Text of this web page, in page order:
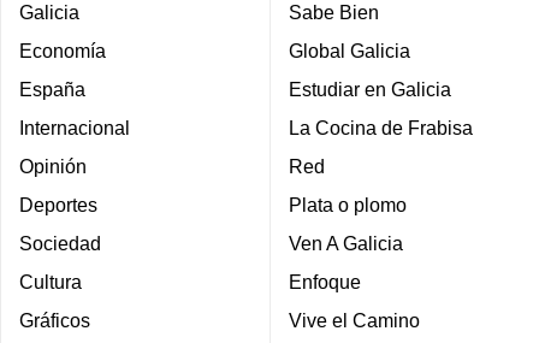
Galicia
Economía
España
Internacional
Opinión
Deportes
Sociedad
Cultura
Gráficos
Sabe Bien
Global Galicia
Estudiar en Galicia
La Cocina de Frabisa
Red
Plata o plomo
Ven A Galicia
Enfoque
Vive el Camino